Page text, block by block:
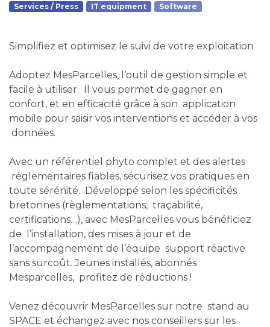
Services / Press IT equipment Software
Simplifiez et optimisez le suivi de votre exploitation
Adoptez MesParcelles, l’outil de gestion simple et
facile à utiliser. Il vous permet de gagner en
confort, et en efficacité grâce à son application
mobile pour saisir vos interventions et accéder à vos
données.
Avec un référentiel phyto complet et des alertes
réglementaires fiables, sécurisez vos pratiques en
toute sérénité. Développé selon les spécificités
bretonnes (règlementations, traçabilité,
certifications…), avec MesParcelles vous bénéficiez
de l’installation, des mises à jour et de
l’accompagnement de l’équipe support réactive
sans surcoût. Jeunes installés, abonnés
Mesparcelles, profitez de réductions !
Venez découvrir MesParcelles sur notre stand au
SPACE et échangez avec nos conseillers sur les